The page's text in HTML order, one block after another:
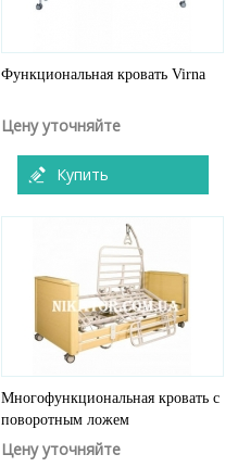
Функциональная кровать Virna
Цену уточняйте
Купить
Многофункциональная кровать с
поворотным ложем
Цену уточняйте